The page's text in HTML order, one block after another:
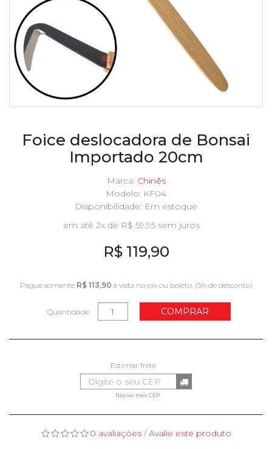
Foice deslocadora de Bonsai
Importado 20cm
Marca: Chinês
Modelo: KF04
Disponibilidade: Em estoque
R$ 119,90
em até 2x de R$ 59,95 sem juros
Pague somente R$ 113,90 à vista no pix ou boleto. (5% de desconto)
Quantidade COMPRAR
Não sei meu CEP
0 avaliações/Avalie este produto